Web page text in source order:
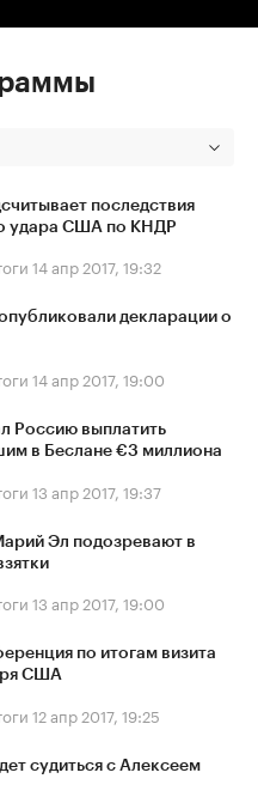
последствия
удара США по КНДР
14 апр 2017, 19:32
декларации о
14 апр 2017, 19:00
Россию выплатить
в Беслане €3 миллиона
13 апр 2017, 19:37
Эл подозревают в
13 апр 2017, 19:00
по итогам визита
США
12 апр 2017, 19:25
судиться с Алексеем